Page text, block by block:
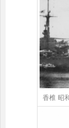
香椎 昭